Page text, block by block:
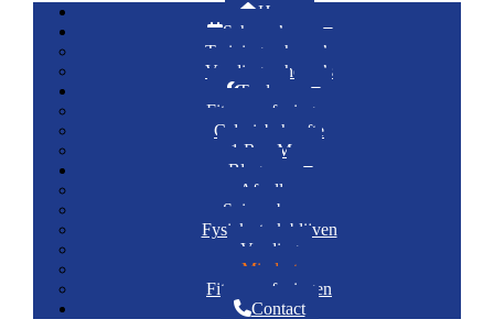
Home
Schema’s
Trainingsschema’s
Voedingsschema’s
Tools
Fitnessoefeningen
Caloriebehoefte
1 Rep Max
Blogs
Afvallen
Spieropbouw
Fysiek sterk blijven
Voeding
Mindset
Fitnessoefeningen
Contact